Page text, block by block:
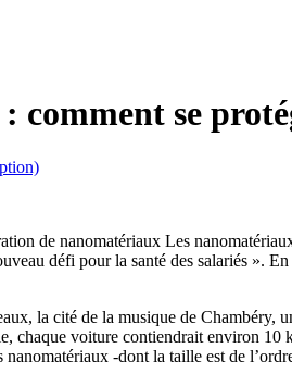
comment se
de nanomatériaux Les
défi pour la santé des salariés ».
la cité de la musique de Chambéry,
chaque voiture contiendrait environ
-dont la taille est de